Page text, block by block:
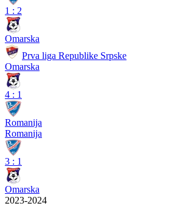
1 : 2
Omarska
Prva liga Republike Srpske
Omarska
4 : 1
Romanija
Romanija
3 : 1
Omarska
2023-2024